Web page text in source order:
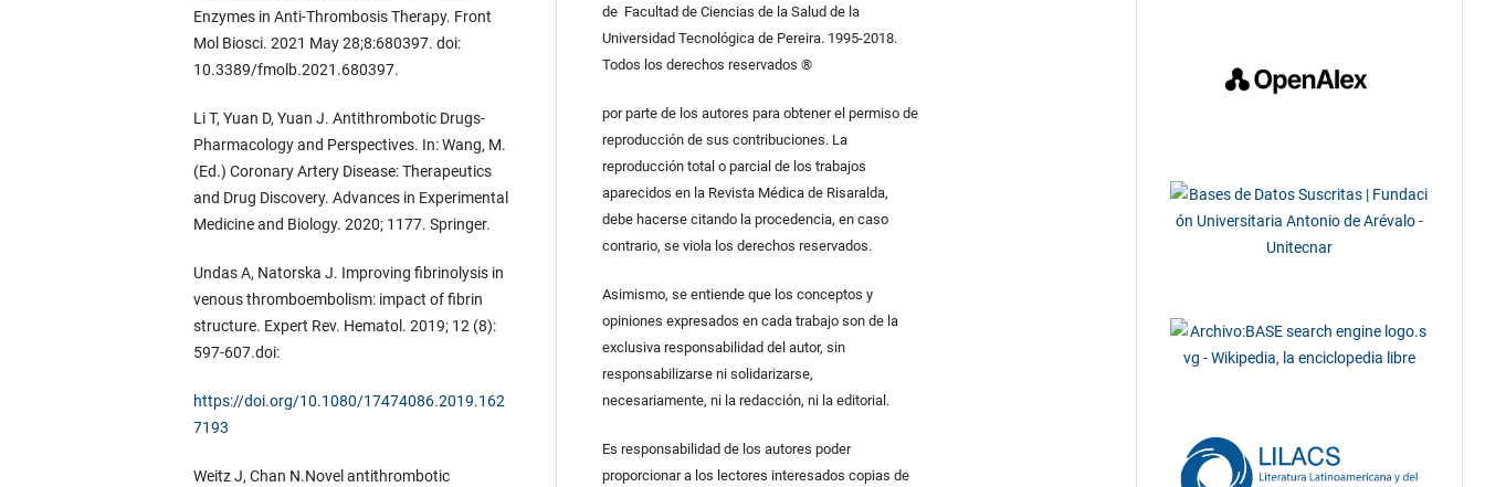
Enzymes in Anti-Thrombosis Therapy. Front
Mol Biosci. 2021 May 28;8:680397. doi:
10.3389/fmolb.2021.680397.
Li T, Yuan D, Yuan J. Antithrombotic Drugs-
Pharmacology and Perspectives. In: Wang, M.
(Ed.) Coronary Artery Disease: Therapeutics
and Drug Discovery. Advances in Experimental
Medicine and Biology. 2020; 1177. Springer.
Undas A, Natorska J. Improving fibrinolysis in
venous thromboembolism: impact of fibrin
structure. Expert Rev. Hematol. 2019; 12 (8):
597-607.doi:
https://doi.org/10.1080/17474086.2019.162
7193
Weitz J, Chan N.Novel antithrombotic
de Facultad de Ciencias de la Salud de la
Universidad Tecnológica de Pereira. 1995-2018.
Todos los derechos reservados ®
por parte de los autores para obtener el permiso de
reproducción de sus contribuciones. La
reproducción total o parcial de los trabajos
aparecidos en la Revista Médica de Risaralda,
debe hacerse citando la procedencia, en caso
contrario, se viola los derechos reservados.
Asimismo, se entiende que los conceptos y
opiniones expresados en cada trabajo son de la
exclusiva responsabilidad del autor, sin
responsabilizarse ni solidarizarse,
necesariamente, ni la redacción, ni la editorial.
Es responsabilidad de los autores poder
proporcionar a los lectores interesados copias de